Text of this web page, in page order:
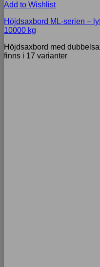
Add to Wishlist
Höjdsaxbord ML-serien –
10000 kg
Höjdsaxbord med
finns i 17 varianter